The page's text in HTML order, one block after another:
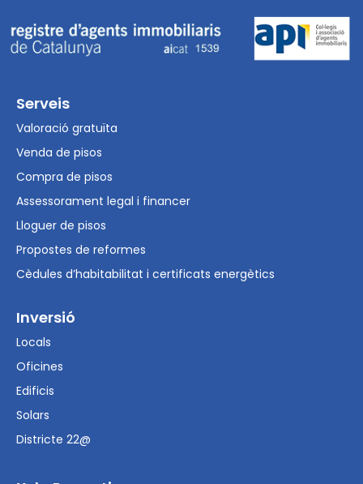
Serveis
Valoració gratuïta
Venda de pisos
Compra de pisos
Assessorament legal i financer
Lloguer de pisos
Propostes de reformes
Cèdules d’habitabilitat i certificats energètics
Inversió
Locals
Oficines
Edificis
Solars
Districte 22@